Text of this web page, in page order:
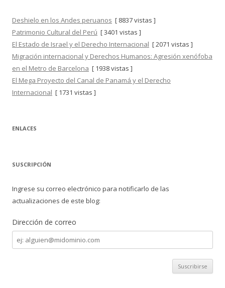
Deshielo en los Andes peruanos [ 8837 vistas ]
Patrimonio Cultural del Perú [ 3401 vistas ]
El Estado de Israel y el Derecho Internacional [ 2071 vistas ]
Migración internacional y Derechos Humanos: Agresión xenófoba
en el Metro de Barcelona [ 1938 vistas ]
El Mega Proyecto del Canal de Panamá y el Derecho
Internacional [ 1731 vistas ]
ENLACES
SUSCRIPCIÓN
Ingrese su correo electrónico para notificarlo de las
actualizaciones de este blog:
Dirección de correo
Dirección
de
correo